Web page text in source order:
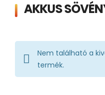
AKKUS
Nem található a
termék.